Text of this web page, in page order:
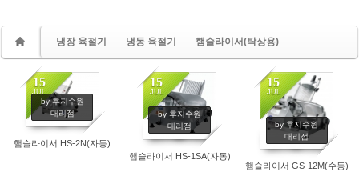
냉장 육절기 냉동 육절기 햄슬라이서(탁상용)
15
JUL
by 후지수원
대리점
햄슬라이서 HS-2N(자동)
15
JUL
by 후지수원
대리점
햄슬라이서 HS-1SA(자동)
15
JUL
by 후지수원
대리점
햄슬라이서 GS-12M(수동)